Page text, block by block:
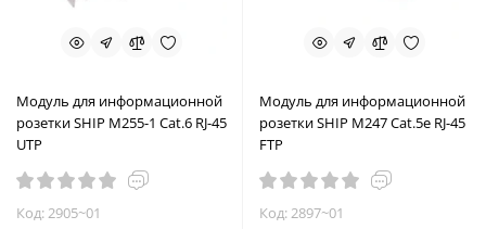
Модуль для информационной
розетки SHIP M255-1 Cat.6 RJ-45
UTP
Код: 2905~01
Модуль для информационной
розетки SHIP M247 Cat.5e RJ-45
FTP
Код: 2897~01